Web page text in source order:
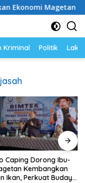
Magetan
Kriminal Politik
Caping Dorong Ibu-
Kembangkan
Ikan, Perkuat Budaya